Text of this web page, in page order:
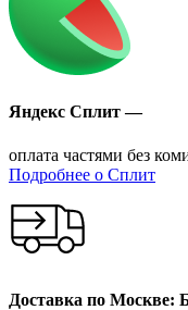
Яндекс Сплит —
оплата частями без
Подробнее о Сплит
Доставка по Москве: